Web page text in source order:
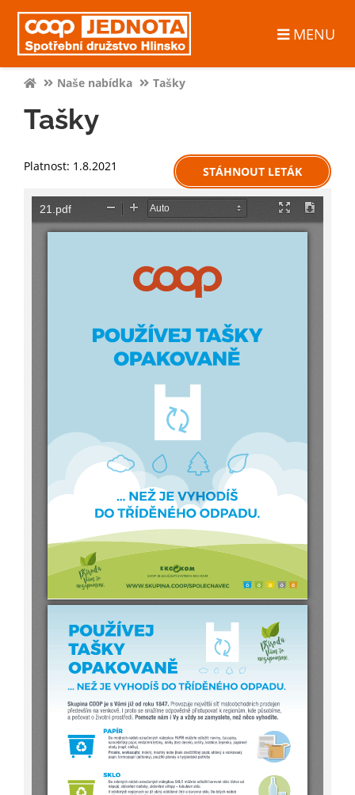
MENU
Naše nabídka Tašky
Tašky
Platnost: 1.8.2021 STÁHNOUT LETÁK